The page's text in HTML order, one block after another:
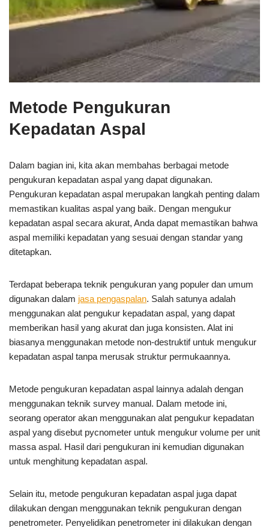
Metode Pengukuran
Kepadatan Aspal
Dalam bagian ini, kita akan membahas berbagai metode
pengukuran kepadatan aspal yang dapat digunakan.
Pengukuran kepadatan aspal merupakan langkah penting dalam
memastikan kualitas aspal yang baik. Dengan mengukur
kepadatan aspal secara akurat, Anda dapat memastikan bahwa
aspal memiliki kepadatan yang sesuai dengan standar yang
ditetapkan.
Terdapat beberapa teknik pengukuran yang populer dan umum
digunakan dalam jasa pengaspalan. Salah satunya adalah
menggunakan alat pengukur kepadatan aspal, yang dapat
memberikan hasil yang akurat dan juga konsisten. Alat ini
biasanya menggunakan metode non-destruktif untuk mengukur
kepadatan aspal tanpa merusak struktur permukaannya.
Metode pengukuran kepadatan aspal lainnya adalah dengan
menggunakan teknik survey manual. Dalam metode ini,
seorang operator akan menggunakan alat pengukur kepadatan
aspal yang disebut pycnometer untuk mengukur volume per unit
massa aspal. Hasil dari pengukuran ini kemudian digunakan
untuk menghitung kepadatan aspal.
Selain itu, metode pengukuran kepadatan aspal juga dapat
dilakukan dengan menggunakan teknik pengukuran dengan
penetrometer. Penyelidikan penetrometer ini dilakukan dengan